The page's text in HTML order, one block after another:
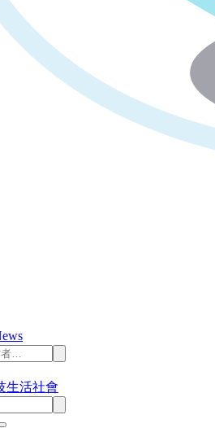
生活社會